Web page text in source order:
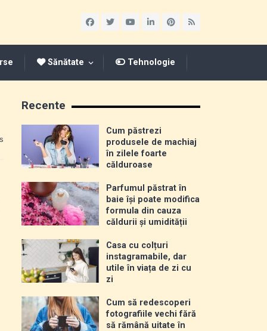
Sănătate Tehnologie
Recente
Cum păstrezi
produsele de machiaj
în zilele foarte
călduroase
Parfumul păstrat în
baie își poate modifica
formula din cauza
căldurii și umidității
Casa cu colțuri
instagramabile, dar
utile în viața de zi cu
zi
Cum să redescoperi
fotografiile vechi fără
să rămână uitate în